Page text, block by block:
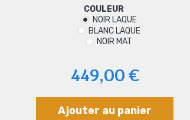
COULEUR
NOIR LAQUE
BLANC LAQUE
NOIR MAT
449,00 €
Ajouter au panier